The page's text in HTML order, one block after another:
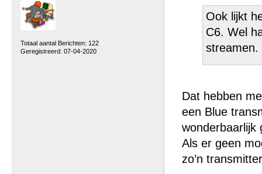
Totaal aantal Berichten: 122
Geregistreerd: 07-04-2020
Ook lijkt
C6. Wel
streamen.
Dat hebben
een Blue
wonderbaarlijk
Als er geen
zo’n